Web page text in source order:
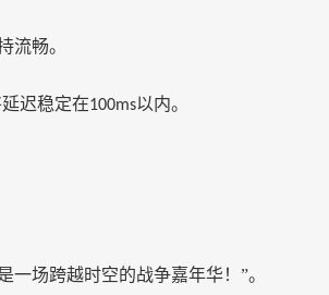
流畅。
迟稳定在100ms以内。
一场跨越时空的战争嘉年华！”。